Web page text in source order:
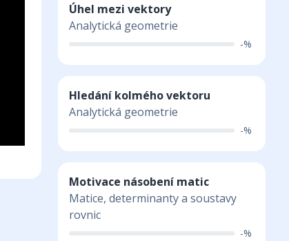
Úhel mezi vektory
Analytická geometrie
-%
Hledání kolmého vektoru
Analytická geometrie
-%
Motivace násobení matic
Matice, determinanty a soustavy
rovnic
-%